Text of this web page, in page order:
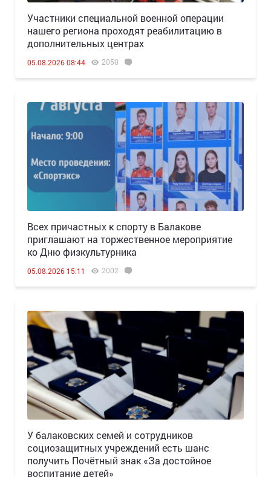
Участники специальной военной операции
нашего региона проходят реабилитацию в
дополнительных центрах
05.08.2026 08:44 2050
Всех причастных к спорту в Балакове
приглашают на торжественное мероприятие
ко Дню физкультурника
05.08.2026 15:11 2002
У балаковских семей и сотрудников
социозащитных учреждений есть шанс
получить Почётный знак «За достойное
воспитание детей»